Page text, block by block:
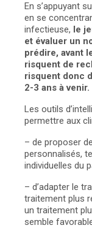
En s’appuyant
en se
infectieuse, le
et évaluer un
prédire, avant
risquent de
risquent donc
2-3 ans à venir.
Les outils
permettre aux
– de proposer
personnalisés,
individuelles du
– d’adapter le
traitement plus
un traitement
semble